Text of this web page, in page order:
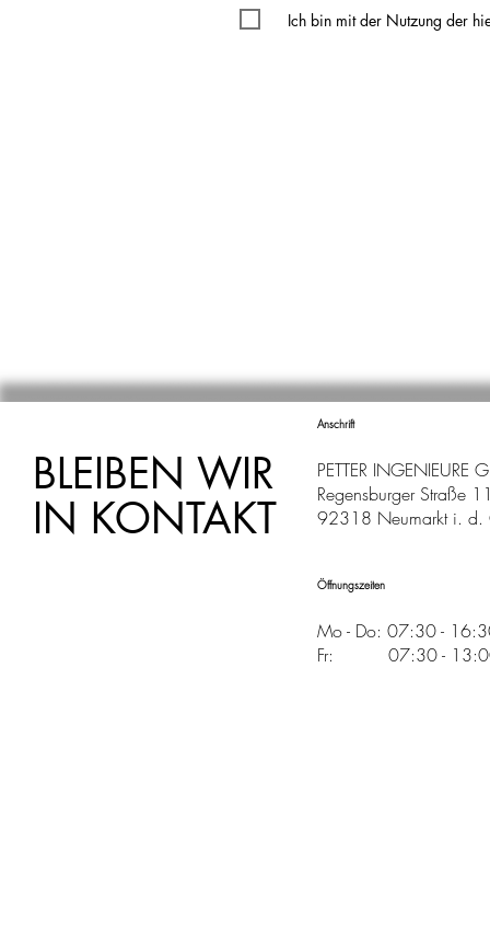
Ich bin mit der Nutzung der
BLEIBEN WIR
IN KONTAKT
Anschrift
PETTER INGENIEURE
Regensburger Straße
92318 Neumarkt i. d.
Öffnungszeiten
Mo - Do: 07:30 -
Fr: 07:30 -